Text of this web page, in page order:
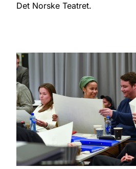
Det Norske Teatret.